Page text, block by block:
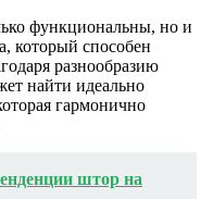
функциональны, но и
который способен
разнообразию
найти идеально
гармонично
штор на